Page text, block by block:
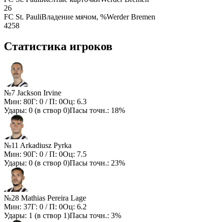
26
FC St. PauliВладение мячом, %Werder Bremen
4258
Статистика игроков
№7 Jackson Irvine
Мин: 80Г: 0 / П: 0Оц: 6.3
Удары: 0 (в створ 0)Пасы точн.: 18%
№11 Arkadiusz Pyrka
Мин: 90Г: 0 / П: 0Оц: 7.5
Удары: 0 (в створ 0)Пасы точн.: 23%
№28 Mathias Pereira Lage
Мин: 37Г: 0 / П: 0Оц: 6.2
Удары: 1 (в створ 1)Пасы точн.: 3%